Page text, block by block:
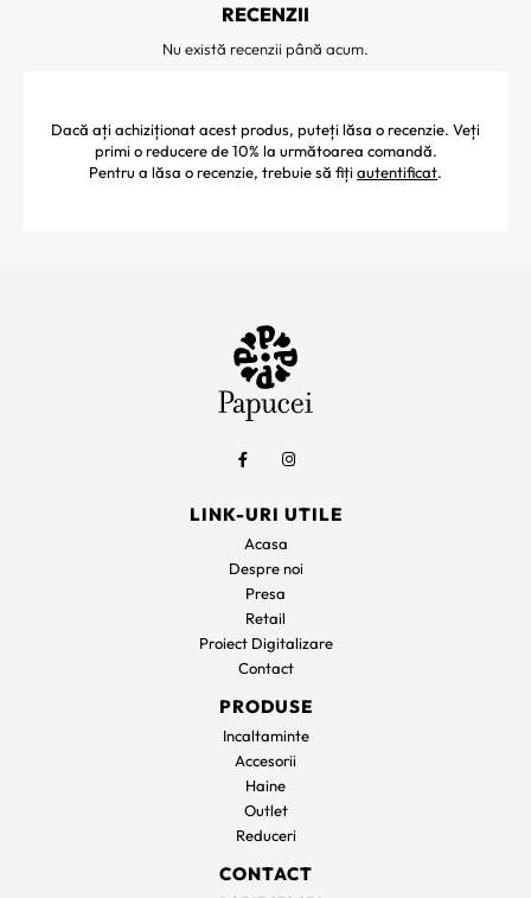
RECENZII
Nu există recenzii până acum.
Dacă ați achiziționat acest produs, puteți lăsa o recenzie. Veți
primi o reducere de 10% la următoarea comandă.
Pentru a lăsa o recenzie, trebuie să fiți autentificat.
LINK-URI UTILE
Acasa
Despre noi
Presa
Retail
Proiect Digitalizare
Contact
PRODUSE
Incaltaminte
Accesorii
Haine
Outlet
Reduceri
CONTACT